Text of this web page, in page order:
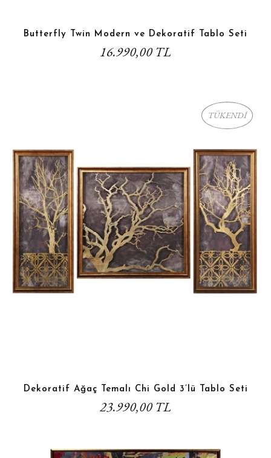
Butterfly Twin Modern ve Dekoratif Tablo Seti
16.990,00 TL
TÜKENDİ
Dekoratif Ağaç Temalı Chi Gold 3’lü Tablo Seti
23.990,00 TL